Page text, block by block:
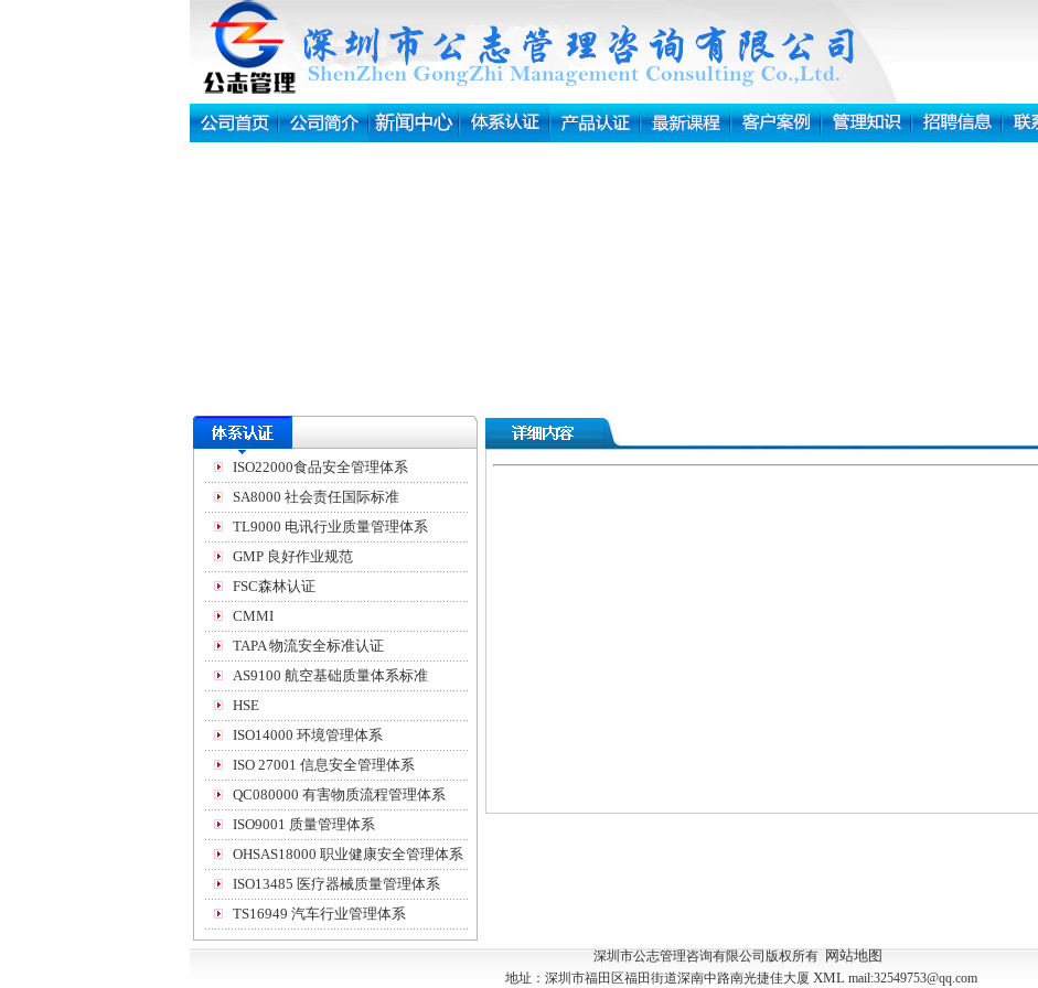
ISO22000食品安全管理体系
SA8000 社会责任国际标准
TL9000 电讯行业质量管理体系
GMP 良好作业规范
FSC森林认证
CMMI
TAPA 物流安全标准认证
AS9100 航空基础质量体系标准
HSE
ISO14000 环境管理体系
ISO 27001 信息安全管理体系
QC080000 有害物质流程管理体系
ISO9001 质量管理体系
OHSAS18000 职业健康安全管理体系
ISO13485 医疗器械质量管理体系
TS16949 汽车行业管理体系
深圳市公志管理咨询有限公司版权所有 网站地图
地址：深圳市福田区福田街道深南中路南光捷佳大厦 XML mail:32549753@qq.com